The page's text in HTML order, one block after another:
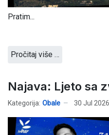
Pratim...
Pročitaj više …
Najava: Ljeto sa
Kategorija: Obale 30 Jul 2026